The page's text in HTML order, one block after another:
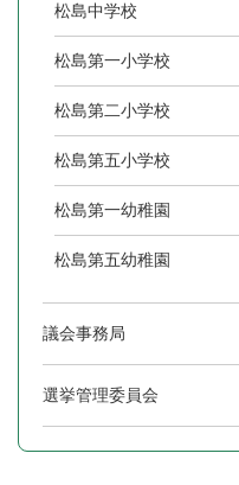
松島中学校
松島第一小学校
松島第二小学校
松島第五小学校
松島第一幼稚園
松島第五幼稚園
議会事務局
選挙管理委員会